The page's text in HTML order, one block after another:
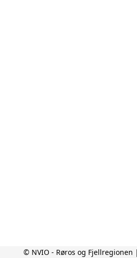
© NVIO - Røros og Fjellregionen